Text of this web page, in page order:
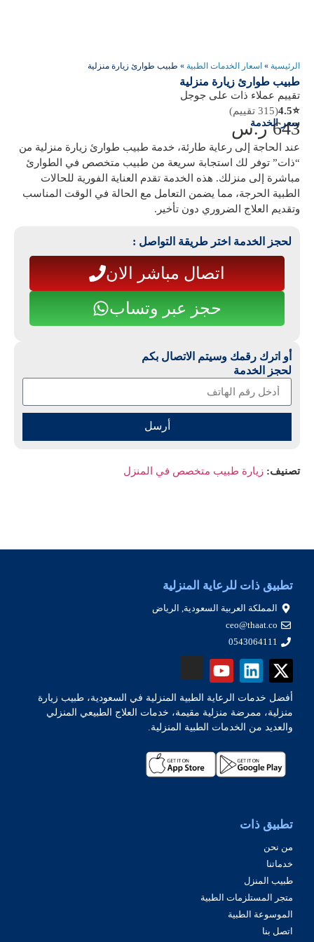
الرئيسية » اسعار الخدمات الطبية » طبيب طوارئ زيارة منزلية
طبيب طوارئ زيارة منزلية
تقييم عملاء ذات على جوجل
⭐
4.5(315 تقييم)
سعر الخدمة
643 ر.س
عند الحاجة إلى رعاية طارئة، خدمة طبيب طوارئ زيارة منزلية من
“ذات” توفر لك استجابة سريعة من طبيب متخصص في الطوارئ
مباشرة إلى منزلك. هذه الخدمة تقدم العناية الفورية للحالات
الطبية الحرجة، مما يضمن التعامل مع الحالة في الوقت المناسب
وتقديم العلاج الضروري دون تأخير.
لحجز الخدمة اختر طريقة التواصل :
اتصال مباشر الان
حجز عبر وتساب
أو اترك رقمك وسيتم الاتصال بكم
لحجز الخدمة
أرسل
تصنيف: زيارة طبيب متخصص في المنزل
تطبيق ذات للرعاية المنزلية
المملكة العربية السعودية, الرياض
ceo@thaat.co
0543064111
أفضل خدمات الرعاية الطبية المنزلية في السعودية، طبيب زيارة
منزلية، ممرضة منزلية مقيمة، خدمات العلاج الطبيعي المنزلي
والعديد من الخدمات الطبية المنزلية.
تطبيق ذات
من نحن
خدماتنا
طبيب المنزل
متجر المستلزمات الطبية
الموسوعة الطبية
اتصل بنا